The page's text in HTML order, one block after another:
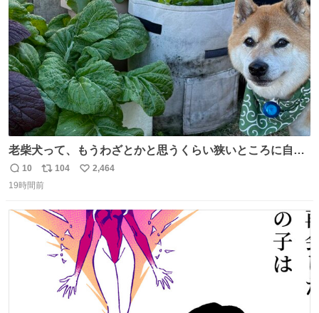
数
老柴犬って、もうわざとかと思うくらい狭いところに自ら
はまりにいくじゃないですか？ 今朝ガーデニングしてる飼
い主の間にはまってきて、最高に可愛かった♥️
返
信
10
リ
ポ
ト
数
104
い
数
2,464
19時間前